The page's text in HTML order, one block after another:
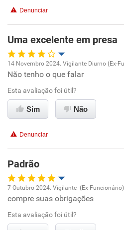
Denunciar
Uma excelente em presa
Oportunidade de promoção
Ambiente de trabalho
Benefícios
Recomenda esta empresa
14 Novembro 2024. Vigilante Diurno (Ex-
Não tenho o que falar
Esta avaliação foi útil?
Sim Não
Denunciar
Padrão
Oportunidade de promoção
Ambiente de trabalho
7 Outubro 2024. Vigilante (Ex-
compre suas obrigações
Esta avaliação foi útil?